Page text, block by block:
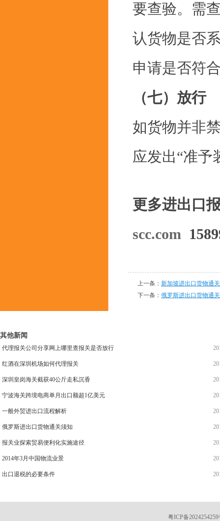
要查验。需
认货物是否
申请是否符
（七）放行
如货物并非
应发出“准予
更多进出口
scc.com
上一条： 新加坡进出口货物通
下一条： 俄罗斯进出口货物通
其他新闻
代理报关公司分享网上哪里查报关是否放行
红酒在深圳机场如何代理报关
深圳皇岗海关截获40公斤走私沉香
宁波海关跨境电商单月出口额超1亿美元
一般外贸进出口流程解析
俄罗斯进出口货物通关须知
报关业探索贸易便利化实施途径
2014年3月中国物流业景
出口退税的必要条件
粤ICP备